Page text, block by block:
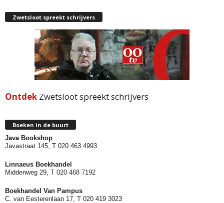
Zwetsloot spreekt schrijvers
Ontdek Zwetsloot spreekt schrijvers
Boeken in de buurt
Java Bookshop
Javastraat 145, T 020 463 4993
Linnaeus Boekhandel
Middenweg 29, T 020 468 7192
Boekhandel Van Pampus
C. van Eesterenlaan 17, T 020 419 3023